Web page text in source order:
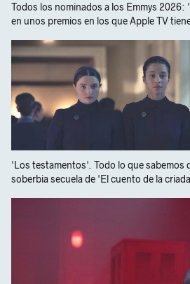
Todos los nominados a los Emmys
en unos premios en los que Apple TV
'Los testamentos'. Todo lo que sabemos
soberbia secuela de 'El cuento de la